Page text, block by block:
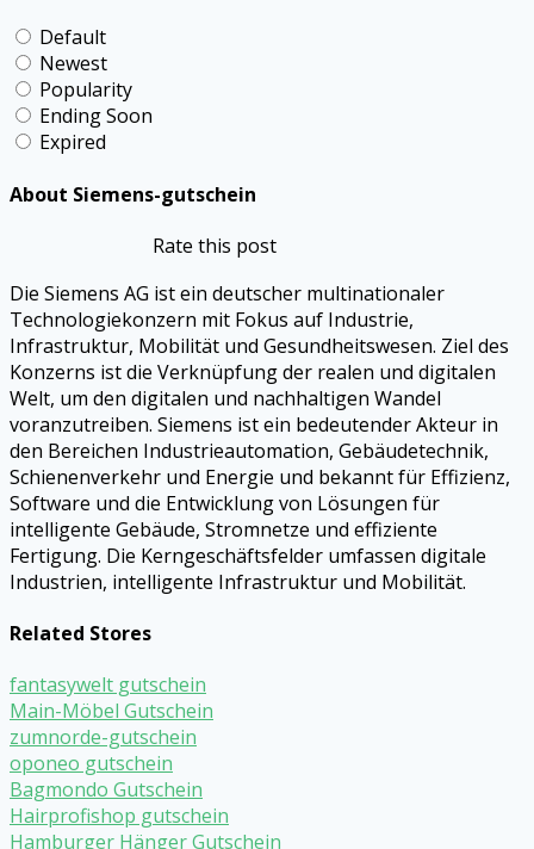
Default
Newest
Popularity
Ending Soon
Expired
About Siemens-gutschein
Rate this post
Die Siemens AG ist ein deutscher multinationaler
Technologiekonzern mit Fokus auf Industrie,
Infrastruktur, Mobilität und Gesundheitswesen. Ziel des
Konzerns ist die Verknüpfung der realen und digitalen
Welt, um den digitalen und nachhaltigen Wandel
voranzutreiben. Siemens ist ein bedeutender Akteur in
den Bereichen Industrieautomation, Gebäudetechnik,
Schienenverkehr und Energie und bekannt für Effizienz,
Software und die Entwicklung von Lösungen für
intelligente Gebäude, Stromnetze und effiziente
Fertigung. Die Kerngeschäftsfelder umfassen digitale
Industrien, intelligente Infrastruktur und Mobilität.
Related Stores
fantasywelt gutschein
Main-Möbel Gutschein
zumnorde-gutschein
oponeo gutschein
Bagmondo Gutschein
Hairprofishop gutschein
Hamburger Hänger Gutschein